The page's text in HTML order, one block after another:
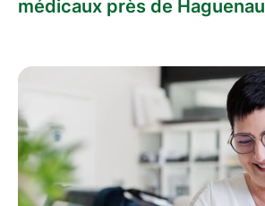
médicaux près de Haguenau